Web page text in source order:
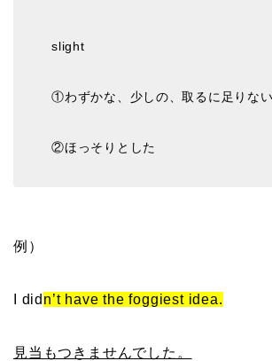
slight
①わずかな、少しの、取るに足りない
②ほっそりとした
例）
I did n’t have the foggiest idea.
見当もつきませんでした。